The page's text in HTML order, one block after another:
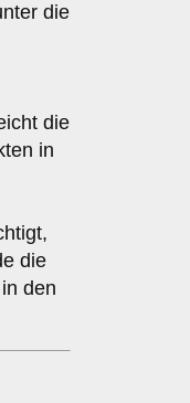
die
die
in
die
den